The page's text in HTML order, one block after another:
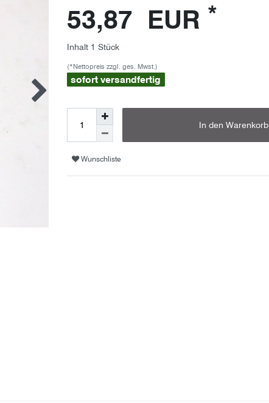
53,87 EUR *
Inhalt 1 Stück
(*Nettopreis zzgl. ges. Mwst.)
sofort versandfertig
In den Warenkorb
Wunschliste